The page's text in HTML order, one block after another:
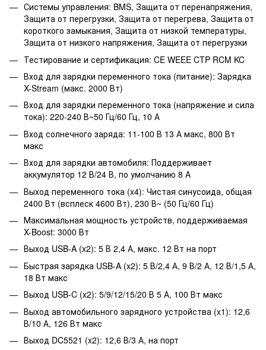
Системы управления: BMS, Защита от перенапряжения,
Защита от перегрузки, Защита от перегрева, Защита от
короткого замыкания, Защита от низкой температуры,
Защита от низкого напряжения, Защита от перегрузки
Тестирование и сертификация: CE WEEE CTP RCM KC
Вход для зарядки переменного тока (питание): Зарядка
X-Stream (макс. 2000 Вт)
Вход для зарядки переменного тока (напряжение и сила
тока): 220-240 В~50 Гц/60 Гц, 10 А
Вход солнечного заряда: 11-100 В 13 А макс, 800 Вт
макс
Вход для зарядки автомобиля: Поддерживает
аккумулятор 12 В/24 В, по умолчанию 8 А
Выход переменного тока (x4): Чистая синусоида, общая
2400 Вт (всплеск 4600 Вт), 230 В~ (50 Гц/60 Гц)
Максимальная мощность устройств, поддерживаемая
X-Boost: 3000 Вт
Выход USB-A (x2): 5 В 2,4 А, макс. 12 Вт на порт
Быстрая зарядка USB-A (x2): 5 В/2,4 А, 9 В/2 А, 12 В/1,5 А,
18 Вт макс
Выход USB-C (x2): 5/9/12/15/20 В 5 А, 100 Вт макс
Выход автомобильного зарядного устройства (x1): 12,6
В/10 А, 126 Вт макс
Выход DC5521 (x2): 12,6 В/3 А, на порт